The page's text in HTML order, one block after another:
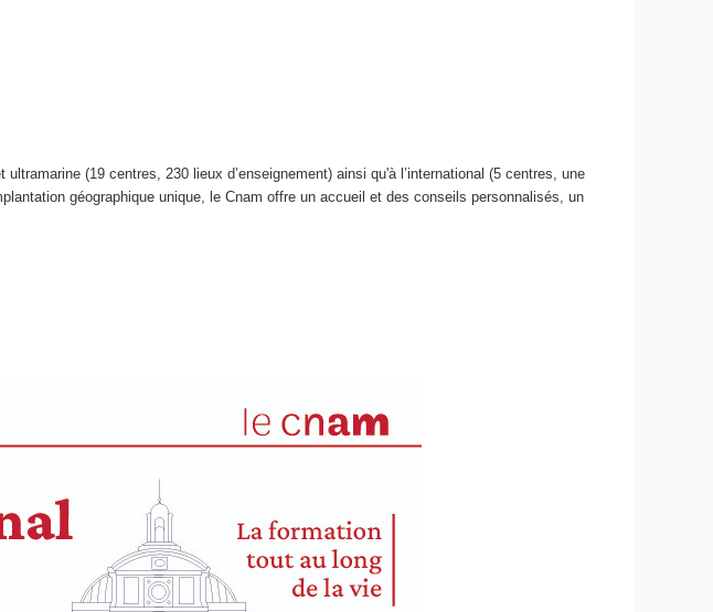
(19 centres, 230 lieux d’enseignement) ainsi qu'à l’international (5 centres, une
géographique unique, le Cnam offre un accueil et des conseils personnalisés, un